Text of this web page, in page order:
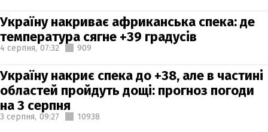
Україну накриває африканська спека: де
температура сягне +39 градусів
4 серпня, 07:32 909
Україну накриє спека до +38, але в частині
областей пройдуть дощі: прогноз погоди
на 3 серпня
3 серпня, 09:27 10938